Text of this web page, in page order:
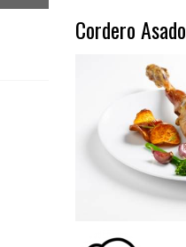
Cordero Asado